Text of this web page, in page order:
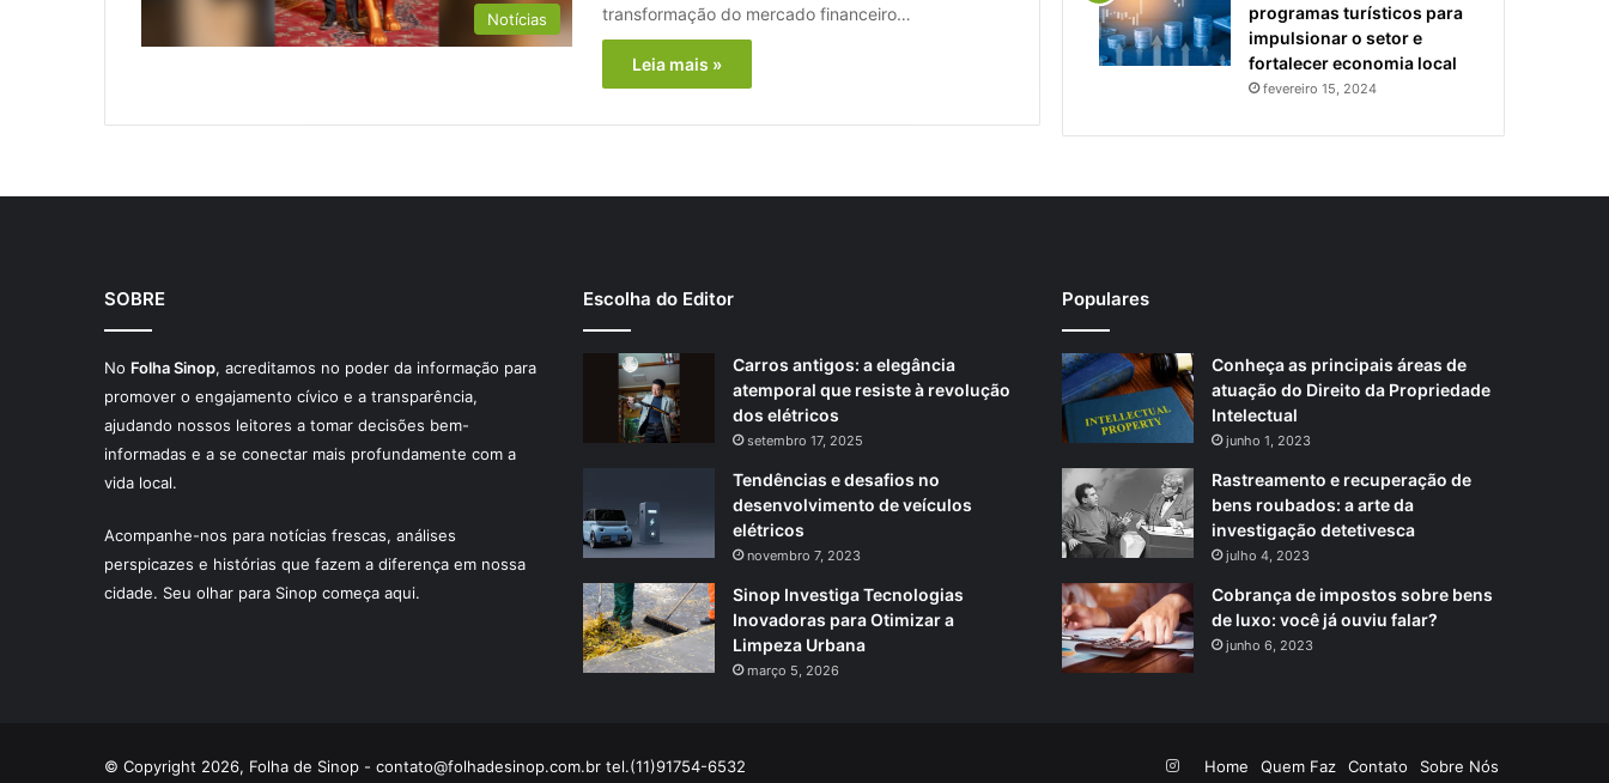
Notícias
transformação do mercado financeiro…
Leia mais »
programas turísticos para
impulsionar o setor e
fortalecer economia local
fevereiro 15, 2024
SOBRE
No Folha Sinop, acreditamos no poder da informação para
promover o engajamento cívico e a transparência,
ajudando nossos leitores a tomar decisões bem-
informadas e a se conectar mais profundamente com a
vida local.
Acompanhe-nos para notícias frescas, análises
perspicazes e histórias que fazem a diferença em nossa
cidade. Seu olhar para Sinop começa aqui.
Escolha do Editor
Carros antigos: a elegância
atemporal que resiste à revolução
dos elétricos
setembro 17, 2025
Tendências e desafios no
desenvolvimento de veículos
elétricos
novembro 7, 2023
Sinop Investiga Tecnologias
Inovadoras para Otimizar a
Limpeza Urbana
março 5, 2026
Populares
Conheça as principais áreas de
atuação do Direito da Propriedade
Intelectual
junho 1, 2023
Rastreamento e recuperação de
bens roubados: a arte da
investigação detetivesca
julho 4, 2023
Cobrança de impostos sobre bens
de luxo: você já ouviu falar?
junho 6, 2023
© Copyright 2026, Folha de Sinop - contato@folhadesinop.com.br tel.(11)91754-6532 Home Quem Faz Contato Sobre Nós
Instagram